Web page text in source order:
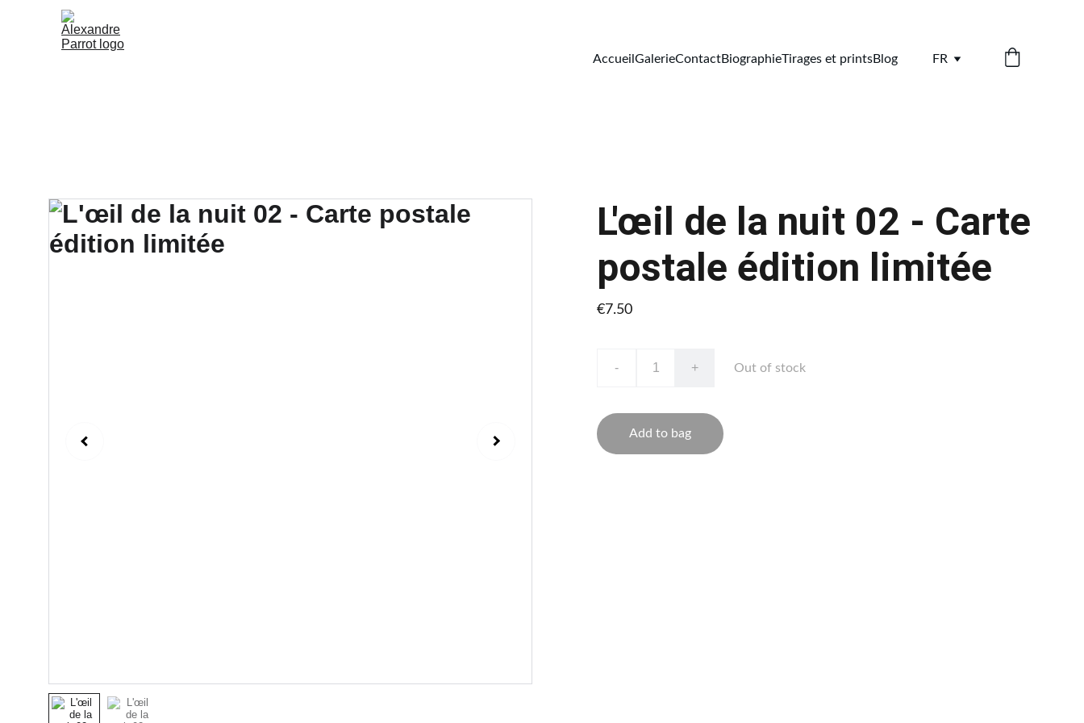
Accueil GalerieContactBiographieTirages et printsBlog FR
L'œil de la nuit 02 - Carte
postale édition limitée
€7.50
- + Out of stock
Add to bag